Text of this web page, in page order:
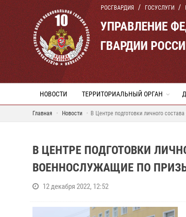
РОСГВАРДИЯ ГОСУСЛУГИ
УПРАВЛЕНИЕ
ГВАРДИИ
НОВОСТИ ТЕРРИТОРИАЛЬНЫЙ ОРГАН
Главная Новости В Центре подготовки личного
В ЦЕНТРЕ ПОДГОТОВКИ
ВОЕННОСЛУЖАЩИЕ ПО
12 декабря 2022, 12:52